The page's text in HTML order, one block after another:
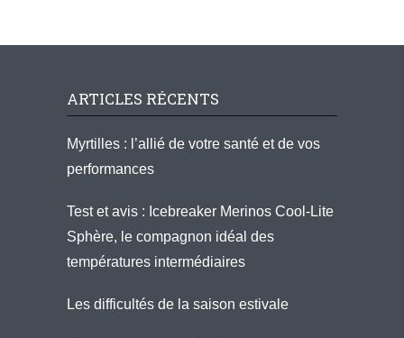
ARTICLES RÉCENTS
Myrtilles : l’allié de votre santé et de vos
performances
Test et avis : Icebreaker Merinos Cool-Lite
Sphère, le compagnon idéal des
températures intermédiaires
Les difficultés de la saison estivale